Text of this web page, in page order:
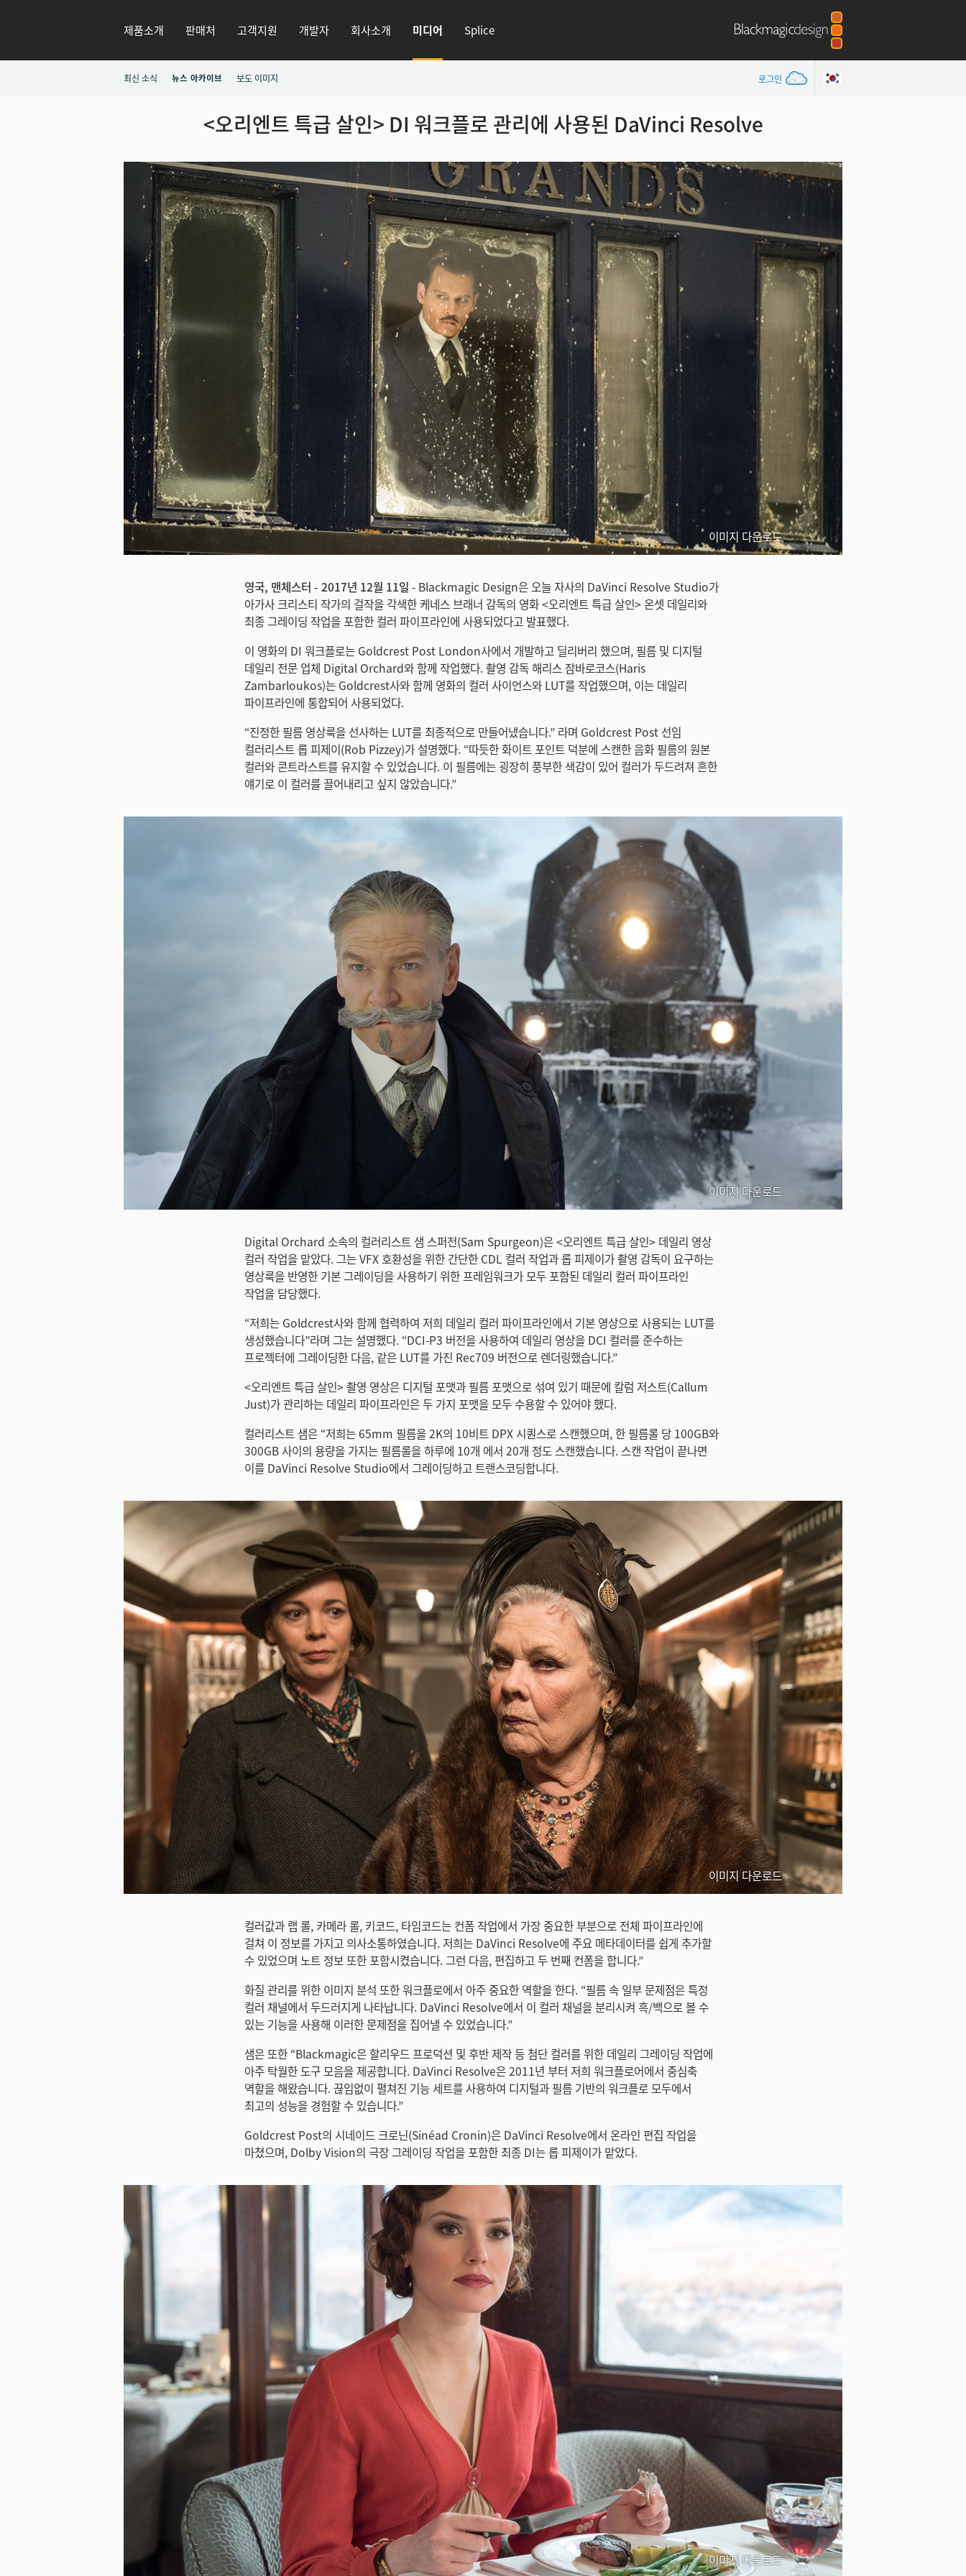
제품소개 판매처 고객지원 개발자 회사소개 미디어 Splice
로그인
최신 소식 뉴스 아카이브 보도 이미지
<오리엔트 특급 살인> DI 워크플로 관리에 사용된 DaVinci Resolve
이미지 다운로드
영국, 맨체스터 - 2017년 12월 11일 - Blackmagic Design은 오늘 자사의 DaVinci Resolve Studio가
아가사 크리스티 작가의 걸작을 각색한 케네스 브래너 감독의 영화 <오리엔트 특급 살인> 온셋 데일리와
최종 그레이딩 작업을 포함한 컬러 파이프라인에 사용되었다고 발표했다.
이 영화의 DI 워크플로는 Goldcrest Post London사에서 개발하고 딜리버리 했으며, 필름 및 디지털
데일리 전문 업체 Digital Orchard와 함께 작업했다. 촬영 감독 해리스 잠바로코스(Haris
Zambarloukos)는 Goldcrest사와 함께 영화의 컬러 사이언스와 LUT를 작업했으며, 이는 데일리
파이프라인에 통합되어 사용되었다.
“진정한 필름 영상룩을 선사하는 LUT를 최종적으로 만들어냈습니다.” 라며 Goldcrest Post 선임
컬러리스트 롭 피제이(Rob Pizzey)가 설명했다. “따듯한 화이트 포인트 덕분에 스캔한 음화 필름의 원본
컬러와 콘트라스트를 유지할 수 있었습니다. 이 필름에는 굉장히 풍부한 색감이 있어 컬러가 두드려져 흔한
얘기로 이 컬러를 끌어내리고 싶지 않았습니다.”
이미지 다운로드
Digital Orchard 소속의 컬러리스트 샘 스퍼전(Sam Spurgeon)은 <오리엔트 특급 살인> 데일리 영상
컬러 작업을 맡았다. 그는 VFX 호환성을 위한 간단한 CDL 컬러 작업과 롭 피제이가 촬영 감독이 요구하는
영상룩을 반영한 기본 그레이딩을 사용하기 위한 프레임워크가 모두 포함된 데일리 컬러 파이프라인
작업을 담당했다.
“저희는 Goldcrest사와 함께 협력하여 저희 데일리 컬러 파이프라인에서 기본 영상으로 사용되는 LUT를
생성했습니다”라며 그는 설명했다. “DCI-P3 버전을 사용하여 데일리 영상을 DCI 컬러를 준수하는
프로젝터에 그레이딩한 다음, 같은 LUT를 가진 Rec709 버전으로 렌더링했습니다.”
<오리엔트 특급 살인> 촬영 영상은 디지털 포맷과 필름 포맷으로 섞여 있기 때문에 칼럼 저스트(Callum
Just)가 관리하는 데일리 파이프라인은 두 가지 포맷을 모두 수용할 수 있어야 했다.
컬러리스트 샘은 “저희는 65mm 필름을 2K의 10비트 DPX 시퀀스로 스캔했으며, 한 필름롤 당 100GB와
300GB 사이의 용량을 가지는 필름롤을 하루에 10개 에서 20개 정도 스캔했습니다. 스캔 작업이 끝나면
이를 DaVinci Resolve Studio에서 그레이딩하고 트랜스코딩합니다.
이미지 다운로드
컬러값과 랩 롤, 카메라 롤, 키코드, 타임코드는 컨폼 작업에서 가장 중요한 부분으로 전체 파이프라인에
걸쳐 이 정보를 가지고 의사소통하였습니다. 저희는 DaVinci Resolve에 주요 메타데이터를 쉽게 추가할
수 있었으며 노트 정보 또한 포함시켰습니다. 그런 다음, 편집하고 두 번째 컨폼을 합니다.”
화질 관리를 위한 이미지 분석 또한 워크플로에서 아주 중요한 역할을 한다. “필름 속 일부 문제점은 특정
컬러 채널에서 두드러지게 나타납니다. DaVinci Resolve에서 이 컬러 채널을 분리시켜 흑/백으로 볼 수
있는 기능을 사용해 이러한 문제점을 집어낼 수 있었습니다.”
샘은 또한 “Blackmagic은 할리우드 프로덕션 및 후반 제작 등 첨단 컬러를 위한 데일리 그레이딩 작업에
아주 탁월한 도구 모음을 제공합니다. DaVinci Resolve은 2011년 부터 저희 워크플로어에서 중심축
역할을 해왔습니다. 끊임없이 펼쳐진 기능 세트를 사용하여 디지털과 필름 기반의 워크플로 모두에서
최고의 성능을 경험할 수 있습니다.”
Goldcrest Post의 시네이드 크로닌(Sinéad Cronin)은 DaVinci Resolve에서 온라인 편집 작업을
마쳤으며, Dolby Vision의 극장 그레이딩 작업을 포함한 최종 DI는 롭 피제이가 맡았다.
이미지 다운로드